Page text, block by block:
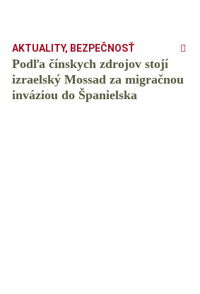
AKTUALITY, BEZPEČNOSŤ
Podľa čínskych zdrojov stojí
izraelský Mossad za migračnou
inváziou do Španielska